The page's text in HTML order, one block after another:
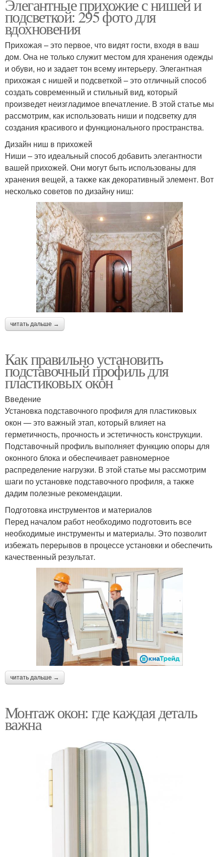
Элегантные прихожие с нишей и
подсветкой: 295 фото для
вдохновения
Прихожая – это первое, что видят гости, входя в ваш
дом. Она не только служит местом для хранения одежды
и обуви, но и задает тон всему интерьеру. Элегантная
прихожая с нишей и подсветкой – это отличный способ
создать современный и стильный вид, который
произведет неизгладимое впечатление. В этой статье мы
рассмотрим, как использовать ниши и подсветку для
создания красивого и функционального пространства.
Дизайн ниш в прихожей
Ниши – это идеальный способ добавить элегантности
вашей прихожей. Они могут быть использованы для
хранения вещей, а также как декоративный элемент. Вот
несколько советов по дизайну ниш:
читать дальше →
Как правильно установить
подставочный профиль для
пластиковых окон
Введение
Установка подставочного профиля для пластиковых
окон — это важный этап, который влияет на
герметичность, прочность и эстетичность конструкции.
Подставочный профиль выполняет функцию опоры для
оконного блока и обеспечивает равномерное
распределение нагрузки. В этой статье мы рассмотрим
шаги по установке подставочного профиля, а также
дадим полезные рекомендации.
Подготовка инструментов и материалов
Перед началом работ необходимо подготовить все
необходимые инструменты и материалы. Это позволит
избежать перерывов в процессе установки и обеспечить
качественный результат.
читать дальше →
Монтаж окон: где каждая деталь
важна